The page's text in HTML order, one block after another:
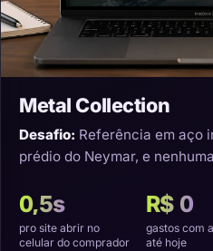
Metal Collection
Desafio: Referência em aço
prédio do Neymar, e
0,5s
pro site abrir no
celular do comprador
R$ 0
gastos com
até hoje